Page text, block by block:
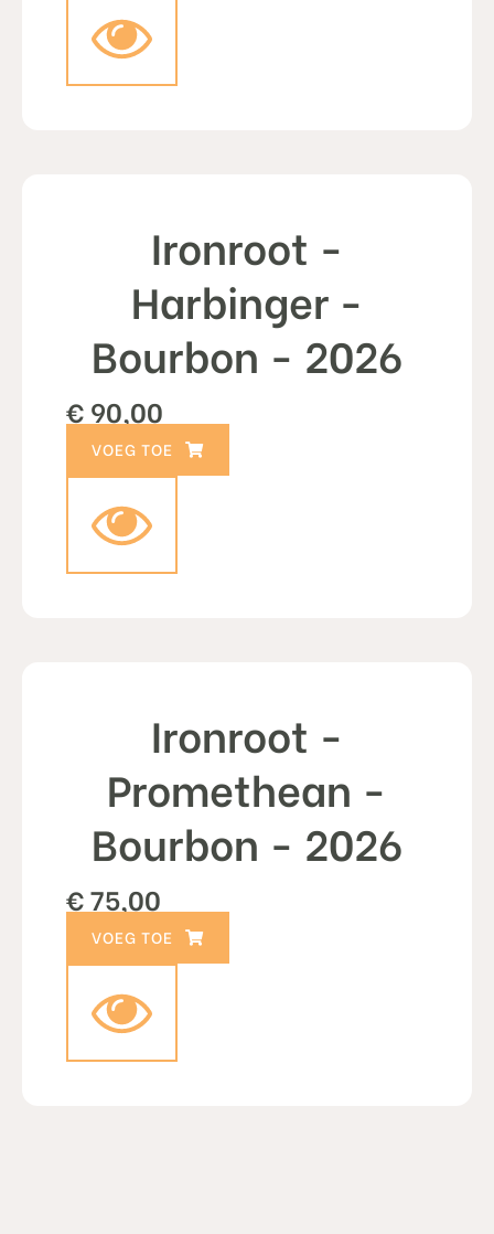
Ironroot -
Harbinger -
Bourbon - 2026
€ 90,00
Ironroot -
Promethean -
Bourbon - 2026
€75,00